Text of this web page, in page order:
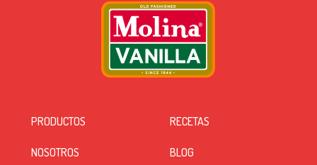
PRODUCTOS RECETAS
NOSOTROS BLOG